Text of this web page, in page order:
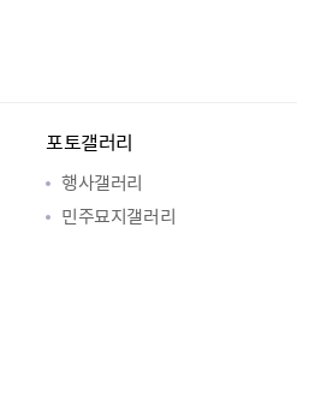
포토갤러리
행사갤러리
민주묘지갤러리